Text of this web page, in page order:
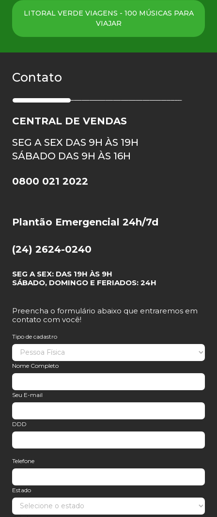
LITORAL VERDE VIAGENS - 100 MÚSICAS PARA
VIAJAR
Contato
CENTRAL DE VENDAS
SEG A SEX DAS 9H ÀS 19H
SÁBADO DAS 9H ÀS 16H
0800 021 2022
Plantão Emergencial 24h/7d
(24) 2624-0240
SEG A SEX: DAS 19H ÀS 9H
SÁBADO, DOMINGO E FERIADOS: 24H
Preencha o formulário abaixo que entraremos em
contato com você!
Tipo de cadastro
Nome Completo
Seu E-mail
DDD
Telefone
Estado